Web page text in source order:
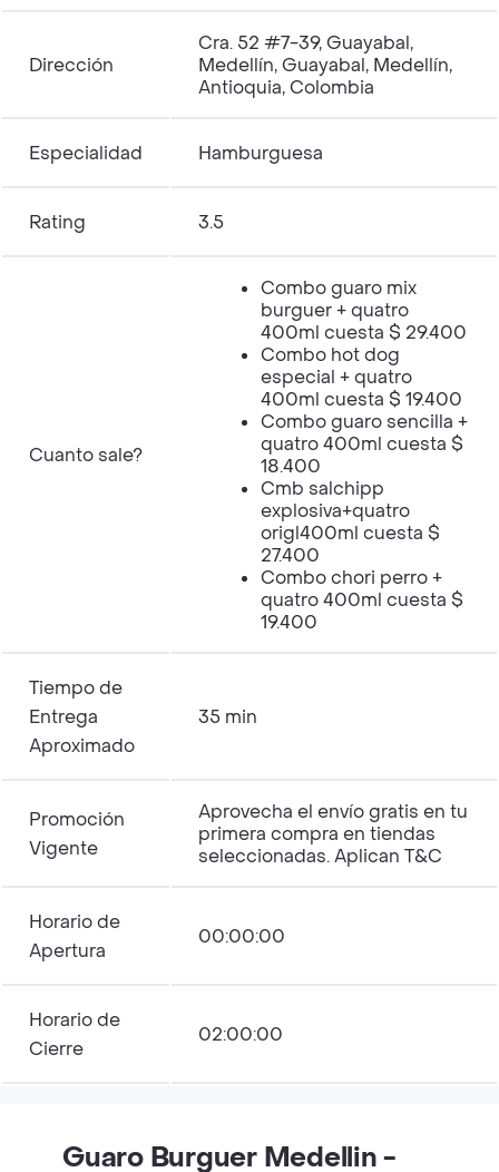
Dirección
Cra. 52 #7-39, Guayabal,
Medellín, Guayabal, Medellín,
Antioquia, Colombia
Especialidad Hamburguesa
Rating 3.5
Cuanto sale?
Combo guaro mix
burguer + quatro
400ml cuesta $ 29.400
Combo hot dog
especial + quatro
400ml cuesta $ 19.400
Combo guaro sencilla +
quatro 400ml cuesta $
18.400
Cmb salchipp
explosiva+quatro
origl400ml cuesta $
27.400
Combo chori perro +
quatro 400ml cuesta $
19.400
Tiempo de
Entrega
Aproximado
35 min
Promoción
Vigente
Aprovecha el envío gratis en tu
primera compra en tiendas
seleccionadas. Aplican T&C
Horario de
Apertura
00:00:00
Horario de
Cierre
02:00:00
Guaro Burguer Medellin -